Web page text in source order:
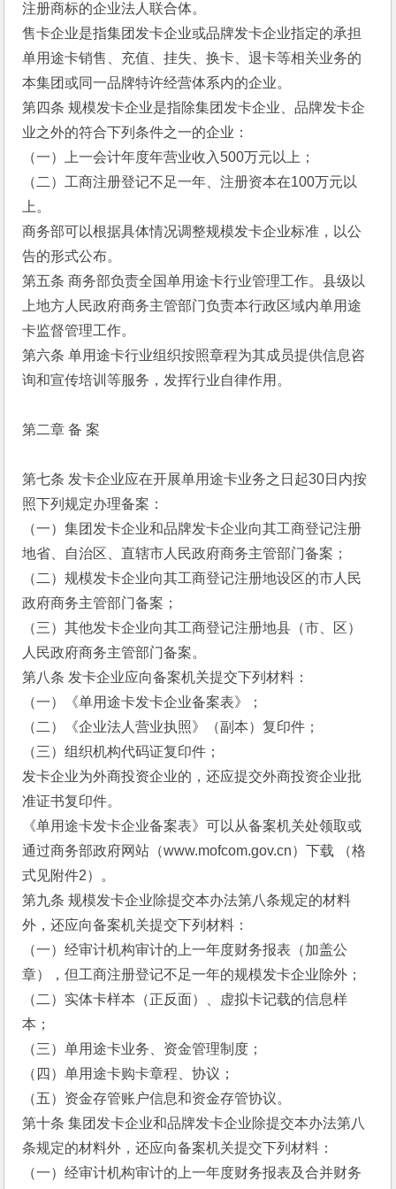
注册商标的企业法人联合体。
售卡企业是指集团发卡企业或品牌发卡企业指定的承担
单用途卡销售、充值、挂失、换卡、退卡等相关业务的
本集团或同一品牌特许经营体系内的企业。
第四条 规模发卡企业是指除集团发卡企业、品牌发卡企
业之外的符合下列条件之一的企业：
（一）上一会计年度年营业收入500万元以上；
（二）工商注册登记不足一年、注册资本在100万元以
上。
商务部可以根据具体情况调整规模发卡企业标准，以公
告的形式公布。
第五条 商务部负责全国单用途卡行业管理工作。县级以
上地方人民政府商务主管部门负责本行政区域内单用途
卡监督管理工作。
第六条 单用途卡行业组织按照章程为其成员提供信息咨
询和宣传培训等服务，发挥行业自律作用。
第二章 备 案
第七条 发卡企业应在开展单用途卡业务之日起30日内按
照下列规定办理备案：
（一）集团发卡企业和品牌发卡企业向其工商登记注册
地省、自治区、直辖市人民政府商务主管部门备案；
（二）规模发卡企业向其工商登记注册地设区的市人民
政府商务主管部门备案；
（三）其他发卡企业向其工商登记注册地县（市、区）
人民政府商务主管部门备案。
第八条 发卡企业应向备案机关提交下列材料：
（一）《单用途卡发卡企业备案表》；
（二）《企业法人营业执照》（副本）复印件；
（三）组织机构代码证复印件；
发卡企业为外商投资企业的，还应提交外商投资企业批
准证书复印件。
《单用途卡发卡企业备案表》可以从备案机关处领取或
通过商务部政府网站（www.mofcom.gov.cn）下载 （格
式见附件2）。
第九条 规模发卡企业除提交本办法第八条规定的材料
外，还应向备案机关提交下列材料：
（一）经审计机构审计的上一年度财务报表（加盖公
章），但工商注册登记不足一年的规模发卡企业除外；
（二）实体卡样本（正反面）、虚拟卡记载的信息样
本；
（三）单用途卡业务、资金管理制度；
（四）单用途卡购卡章程、协议；
（五）资金存管账户信息和资金存管协议。
第十条 集团发卡企业和品牌发卡企业除提交本办法第八
条规定的材料外，还应向备案机关提交下列材料：
（一）经审计机构审计的上一年度财务报表及合并财务